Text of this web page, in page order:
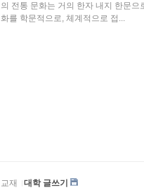
의 전통 문화는 거의 한자 내지 한문
화를 학문적으로, 체계적으로 접...
교재
대학 글쓰기